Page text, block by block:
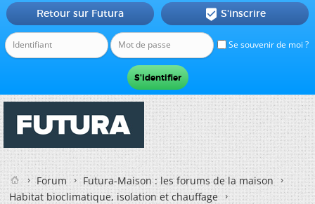
Se souvenir de moi ?
Retour sur Futura  S'inscrire
Forum
Futura-Maison : les forums de la maison
Habitat bioclimatique, isolation et chauffage